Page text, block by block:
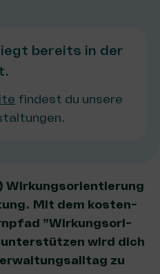
bereits in der
findest du unsere
Wir­kungs­ori­en­tie­rung
Mit dem kos­ten­
​”Wir­kungs­ori­
wird dich
zu